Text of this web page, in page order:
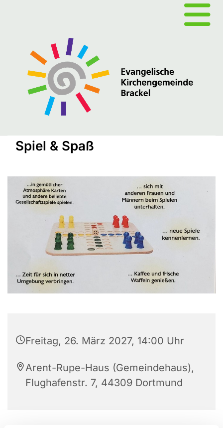
Spiel & Spaß
Freitag, 26. März 2027, 14:00 Uhr
Arent-Rupe-Haus (Gemeindehaus),
Flughafenstr. 7, 44309 Dortmund